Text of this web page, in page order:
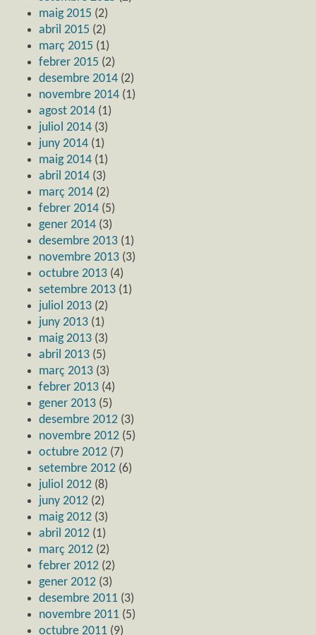
maig 2015 (2)
abril 2015 (2)
març 2015 (1)
febrer 2015 (2)
desembre 2014 (2)
novembre 2014 (1)
agost 2014 (1)
juliol 2014 (3)
juny 2014 (1)
maig 2014 (1)
abril 2014 (3)
març 2014 (2)
febrer 2014 (5)
gener 2014 (3)
desembre 2013 (1)
novembre 2013 (3)
octubre 2013 (4)
setembre 2013 (1)
juliol 2013 (2)
juny 2013 (1)
maig 2013 (3)
abril 2013 (5)
març 2013 (3)
febrer 2013 (4)
gener 2013 (5)
desembre 2012 (3)
novembre 2012 (5)
octubre 2012 (7)
setembre 2012 (6)
juliol 2012 (8)
juny 2012 (2)
maig 2012 (3)
abril 2012 (1)
març 2012 (2)
febrer 2012 (2)
gener 2012 (3)
desembre 2011 (3)
novembre 2011 (5)
octubre 2011 (9)